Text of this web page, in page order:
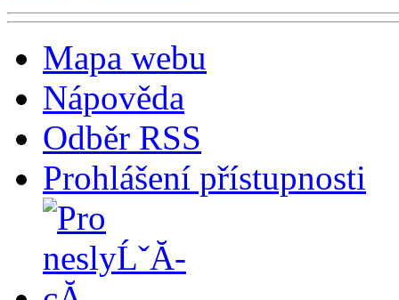
Mapa webu
Nápověda
Odběr RSS
Prohlášení přístupnosti